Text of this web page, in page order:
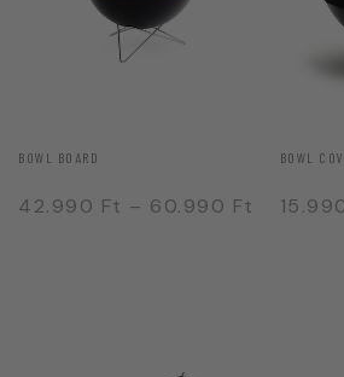
BOWL BOARD
42.990 Ft – 60.990 Ft
BOWL